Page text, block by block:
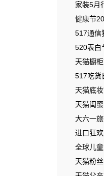
家装5月行
健康节
517通信狂
520表白节
天猫橱柜
517吃货日
天猫底妆
天猫闺蜜
大六一旅
进口狂欢
全球儿童
天猫粉丝